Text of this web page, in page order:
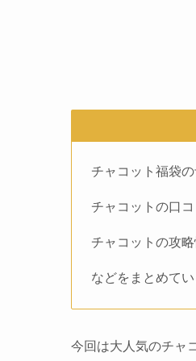
チャコット福袋
チャコットの口
チャコットの攻略
などをまとめてい
今回は大人気のチャ